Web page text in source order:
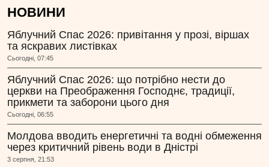
НОВИНИ
Яблучний Спас 2026: привітання у прозі, віршах
та яскравих листівках
Сьогодні, 07:45
Яблучний Спас 2026: що потрібно нести до
церкви на Преображення Господнє, традиції,
прикмети та заборони цього дня
Сьогодні, 06:55
Молдова вводить енергетичні та водні обмеження
через критичний рівень води в Дністрі
3 серпня, 21:53